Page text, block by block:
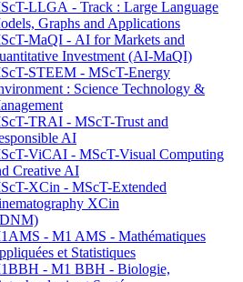
LLGA - Track : Large Language
Graphs and Applications
MaQI - AI for Markets and
Investment (AI-MaQI)
STEEM - MScT-Energy
: Science Technology &
TRAI - MScT-Trust and
AI
ViCAI - MScT-Visual Computing
Creative AI
XCin - MScT-Extended
XCin
- M1 AMS - Mathématiques
et Statistiques
- M1 BBH - Biologie,